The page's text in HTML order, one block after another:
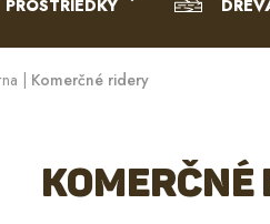
PROSTRIEDKY
Komerčné ridery